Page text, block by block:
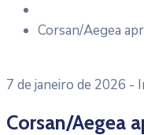
Corsan/Aegea
7 de janeiro de 2026 -
Corsan/Aegea